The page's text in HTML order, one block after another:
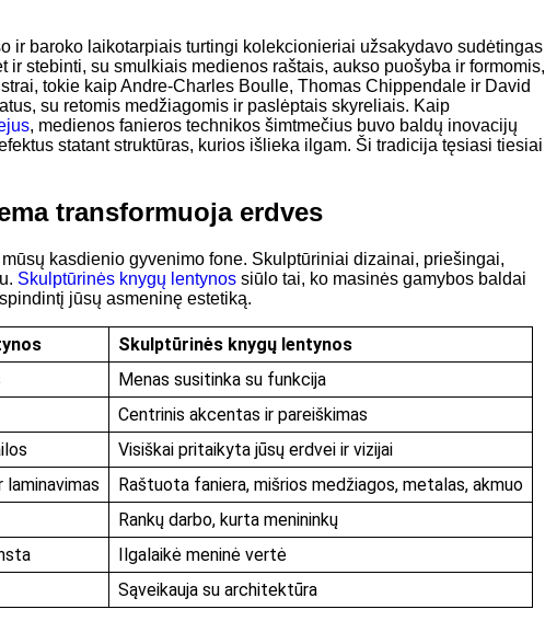
ir baroko laikotarpiais turtingi kolekcionieriai užsakydavo sudėtingas
ir stebinti, su smulkiais medienos raštais, aukso puošyba ir formomis,
tokie kaip Andre-Charles Boulle, Thomas Chippendale ir David
su retomis medžiagomis ir paslėptais skyreliais. Kaip
, medienos fanieros technikos šimtmečius buvo baldų inovacijų
statant struktūras, kurios išlieka ilgam. Ši tradicija tęsiasi tiesiai
transformuoja erdves
kasdienio gyvenimo fone. Skulptūriniai dizainai, priešingai,
Skulptūrinės knygų lentynos siūlo tai, ko masinės gamybos baldai
jūsų asmeninę estetiką.
Skulptūrinės knygų lentynos
Menas susitinka su funkcija
Centrinis akcentas ir pareiškimas
Visiškai pritaikyta jūsų erdvei ir vizijai
Raštuota faniera, mišrios medžiagos, metalas, akmuo
Rankų darbo, kurta menininkų
Ilgalaikė meninė vertė
Sąveikauja su architektūra